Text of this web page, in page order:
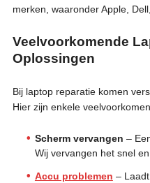
merken, waaronder Apple,
Veelvoorkomende
Oplossingen
Bij laptop reparatie komen
Hier zijn enkele
Scherm vervangen –
Wij vervangen het snel en
Accu problemen –